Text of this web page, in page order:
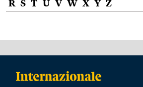
R S T U V W X Y Z